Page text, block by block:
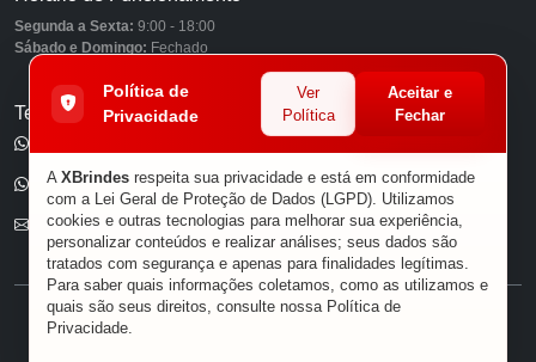
Segunda a Sexta: 9:00 - 18:00
Sábado e Domingo: Fechado
Telefones
(11) 96585-7462
E-mail
® XBRINDES
Política de
Privacidade
Ver
Política
Aceitar e
Fechar
A XBrindes respeita sua privacidade e está em conformidade
com a Lei Geral de Proteção de Dados (LGPD). Utilizamos
cookies e outras tecnologias para melhorar sua experiência,
personalizar conteúdos e realizar análises; seus dados são
tratados com segurança e apenas para finalidades legítimas.
Para saber quais informações coletamos, como as utilizamos e
quais são seus direitos, consulte nossa Política de
Privacidade.